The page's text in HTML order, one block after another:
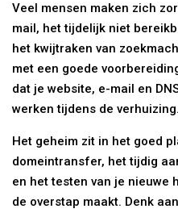
Veel mensen maken zich
mail, het tijdelijk niet
het kwijtraken van
met een goede
dat je website, e-mail en
werken tijdens de verhuizing.
Het geheim zit in het goed
domeintransfer, het tijdig
en het testen van je nieuwe
de overstap maakt. Denk